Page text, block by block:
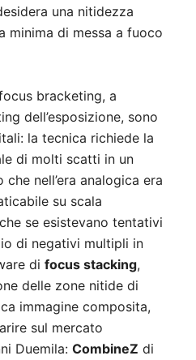
una nitidezza
minima di messa a fuoco
bracketing, a
dell’esposizione, sono
la tecnica richiede la
di molti scatti in un
nell’era analogica era
su scala
se esistevano tentativi
di negativi multipli in
di focus stacking,
delle zone nitide di
immagine composita,
sul mercato
Duemila: CombineZ di